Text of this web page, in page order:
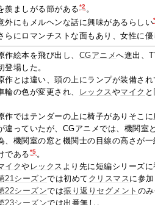
羨ましがる節がある*2。
外にもメルヘンな話に興味があるらしい
らにロマンチストな面もあり、女性に
作絵本を飛び出し、 CGアニメへ進出、
登場した。
作とは違い、頭の上にランプが装備され
輪の色が変更され、
レックス やマイク
作ではテンダーの上に椅子がありそこ
違っていたが、CGアニメでは、機関室
、機関室の窓と機関士の目線の高さが
である*5。
イクや レックス より先に短編シリーズに
21シーズンでは初めて クリスマス に参加
22シーズンでは振り返り セグメント のみ
23シーズンでは出番無し。